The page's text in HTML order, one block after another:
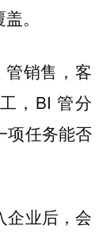
。
销售，客
，BI 管分
项任务能否
企业后，会